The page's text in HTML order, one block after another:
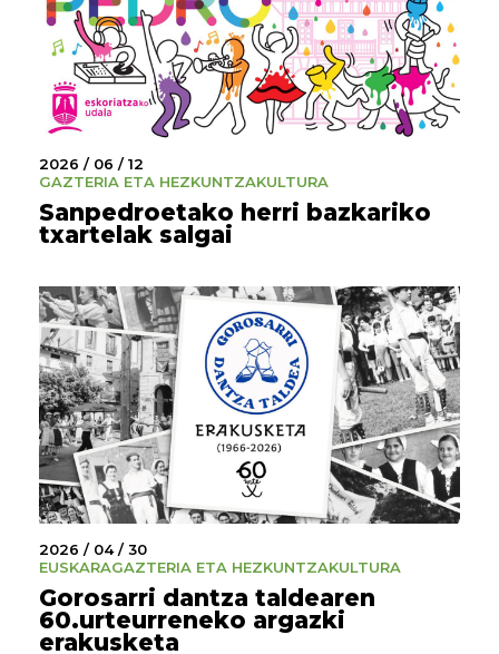
2026 / 06 / 12
GAZTERIA ETA HEZKUNTZAKULTURA
Sanpedroetako herri bazkariko
txartelak salgai
2026 / 04 / 30
EUSKARAGAZTERIA ETA HEZKUNTZAKULTURA
Gorosarri dantza taldearen
60.urteurreneko argazki
erakusketa